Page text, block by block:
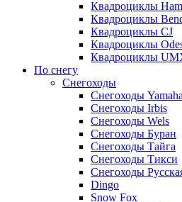
Квадроциклы
Квадроциклы
Квадроциклы CJ
Квадроциклы
Квадроциклы
По снегу
Снегоходы
Снегоходы Yamaha
Снегоходы Irbis
Снегоходы Wels
Снегоходы Буран
Снегоходы Тайга
Снегоходы Тикси
Снегоходы
Dingo
Snow Fox